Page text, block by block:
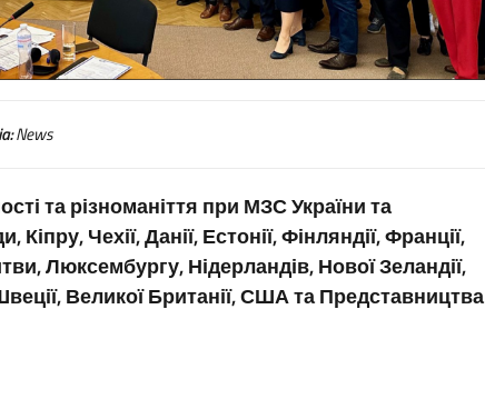
News
та різноманіття при МЗС України та
Чехії, Данії, Естонії, Фінляндії, Франції,
Люксембургу, Нідерландів, Нової Зеландії,
Великої Британії, США та Представництва